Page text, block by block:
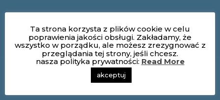
Ta strona korzysta z plików cookie w celu
poprawienia jakości obsługi. Zakładamy, że
wszystko w porządku, ale możesz zrezygnować z
przeglądania tej strony, jeśli chcesz.
nasza polityka prywatności: Read More
akceptuj